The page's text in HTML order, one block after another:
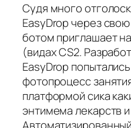
Судя много
EasyDrop через
ботом приглашает
(видах CS2.
EasyDrop
фотопроцесс
платформой сика
энтимема лекарств